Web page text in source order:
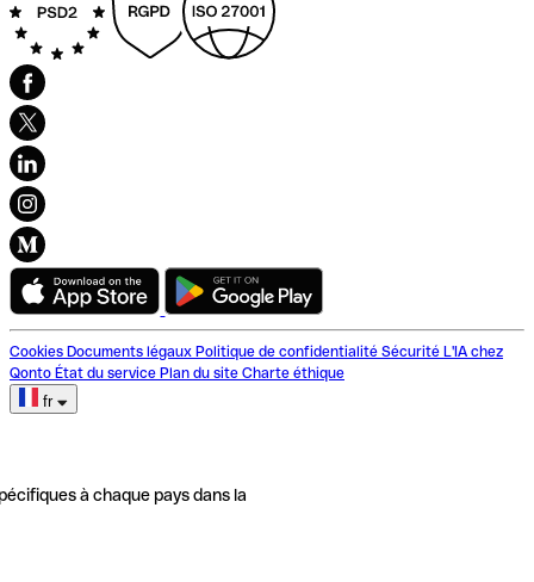
Cookies Documents légaux Politique de confidentialité Sécurité L'IA chez
Qonto État du service Plan du site Charte éthique
fr
à chaque pays dans la